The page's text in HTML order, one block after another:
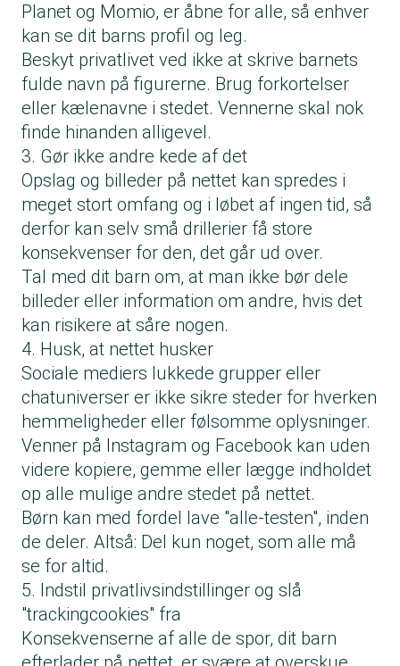
Planet og Momio, er åbne for alle, så enhver
kan se dit barns profil og leg.
Beskyt privatlivet ved ikke at skrive barnets
fulde navn på figurerne. Brug forkortelser
eller kælenavne i stedet. Vennerne skal nok
finde hinanden alligevel.
3. Gør ikke andre kede af det
Opslag og billeder på nettet kan spredes i
meget stort omfang og i løbet af ingen tid, så
derfor kan selv små drillerier få store
konsekvenser for den, det går ud over.
Tal med dit barn om, at man ikke bør dele
billeder eller information om andre, hvis det
kan risikere at såre nogen.
4. Husk, at nettet husker
Sociale mediers lukkede grupper eller
chatuniverser er ikke sikre steder for hverken
hemmeligheder eller følsomme oplysninger.
Venner på Instagram og Facebook kan uden
videre kopiere, gemme eller lægge indholdet
op alle mulige andre stedet på nettet.
Børn kan med fordel lave "alle-testen", inden
de deler. Altså: Del kun noget, som alle må
se for altid.
5. Indstil privatlivsindstillinger og slå
"trackingcookies" fra
Konsekvenserne af alle de spor, dit barn